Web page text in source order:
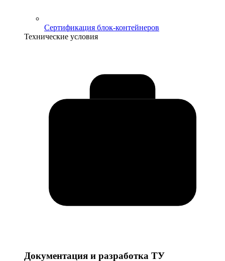
Сертификация блок-контейнеров
Технические условия
Документация и разработка ТУ